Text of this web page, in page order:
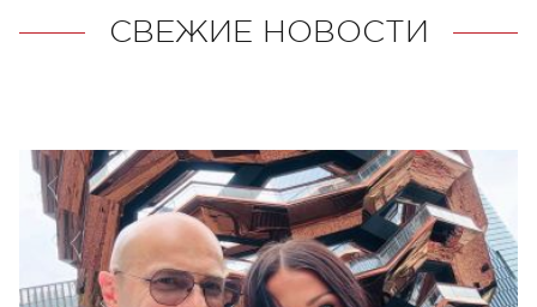
СВЕЖИЕ НОВОСТИ